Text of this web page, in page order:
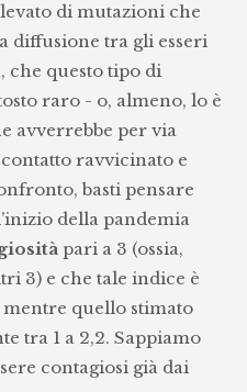
di mutazioni che
diffusione tra gli esseri
che questo tipo di
raro - o, almeno, lo è
avverrebbe per via
ravvicinato e
basti pensare
della pandemia
pari a 3 (ossia,
3) e che tale indice è
quello stimato
tra 1 a 2,2. Sappiamo
contagiosi già dai